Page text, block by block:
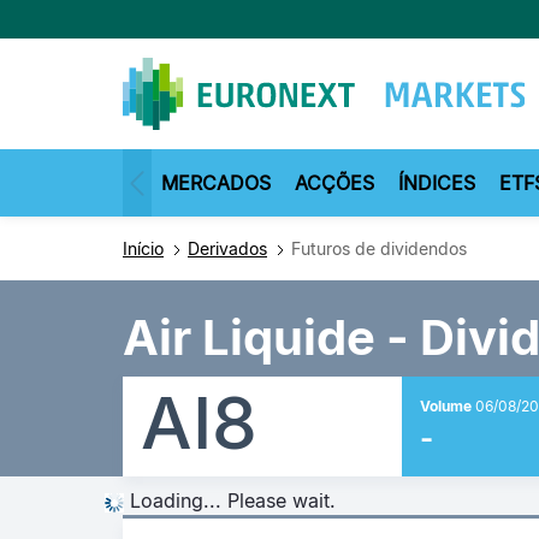
para
MERCADOS ACÇÕES ÍNDICES
Início Derivados Futuros de dividendos
Air Liquide -
AI8 Volume 06/08/
-
Loading... Please wait.